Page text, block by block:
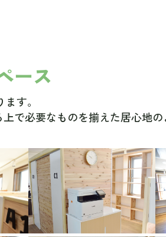
ース
す。
で必要なものを揃えた居心地の